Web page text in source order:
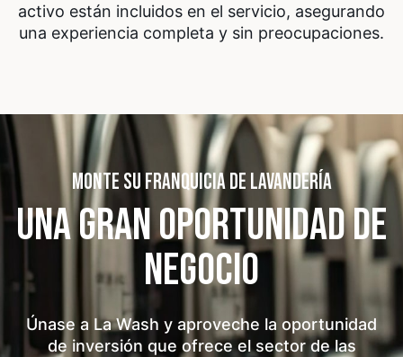
activo están incluidos en el servicio, asegurando
una experiencia completa y sin preocupaciones.
MONTE SU FRANQUICIA DE LAVANDERÍA
UNA GRAN OPORTUNIDADDE
NEGOCIO
Únase a La Wash y aproveche la oportunidad
de inversión que ofrece el sector de las